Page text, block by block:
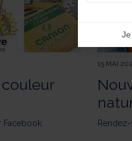
couleur
15 MAI